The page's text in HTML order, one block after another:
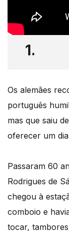
1.
Os alemães
português
mas que saiu
oferecer um
Passaram 60
Rodrigues de
chegou à
comboio e
tocar,